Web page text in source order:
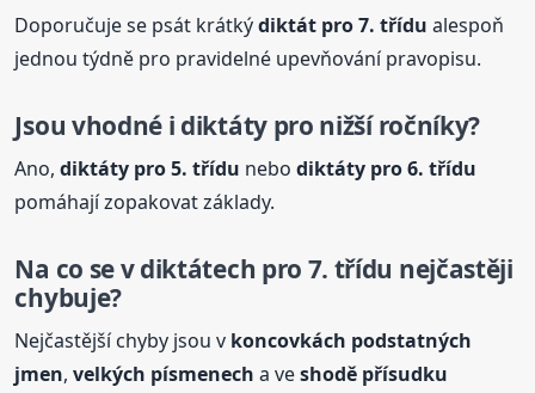
Doporučuje se psát krátkýdiktát pro 7. třídu alespoň
jednou týdně pro pravidelné upevňování pravopisu.
Jsou vhodné i diktátypro nižší ročníky?
Ano,diktáty pro 5. třídu nebodiktáty pro 6. třídu
pomáhají zopakovat základy.
Na co se v diktátech pro 7. třídu nejčastěji
chybuje?
Nejčastější chyby jsou v koncovkách podstatných
jmen,velkých písmenech a veshodě přísudku